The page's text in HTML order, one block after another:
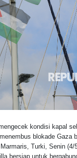
kondisi kapal
blokade Gaza
Turki, Senin (4/
bersiap untuk